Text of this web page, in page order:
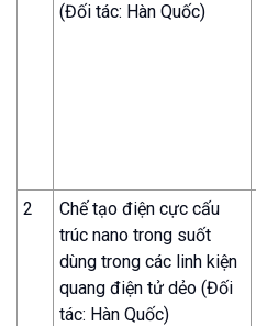
(Đối tác: Hàn Quốc)
2
Chế tạo điện cực cấu
trúc nano trong suốt
dùng trong các linh kiện
quang điện tử dẻo (Đối
tác: Hàn Quốc)